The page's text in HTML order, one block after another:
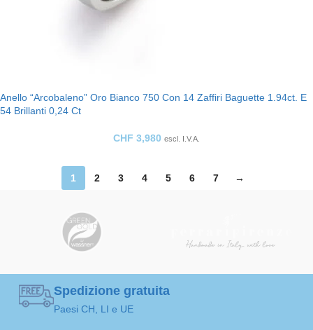
Anello “Arcobaleno” Oro Bianco 750 Con 14 Zaffiri Baguette 1.94ct. E
54 Brillanti 0,24 Ct
CHF 3,980 escl. I.V.A.
1 2 3 4 5 6 7 →
Spedizione gratuita
Paesi CH, LI e UE